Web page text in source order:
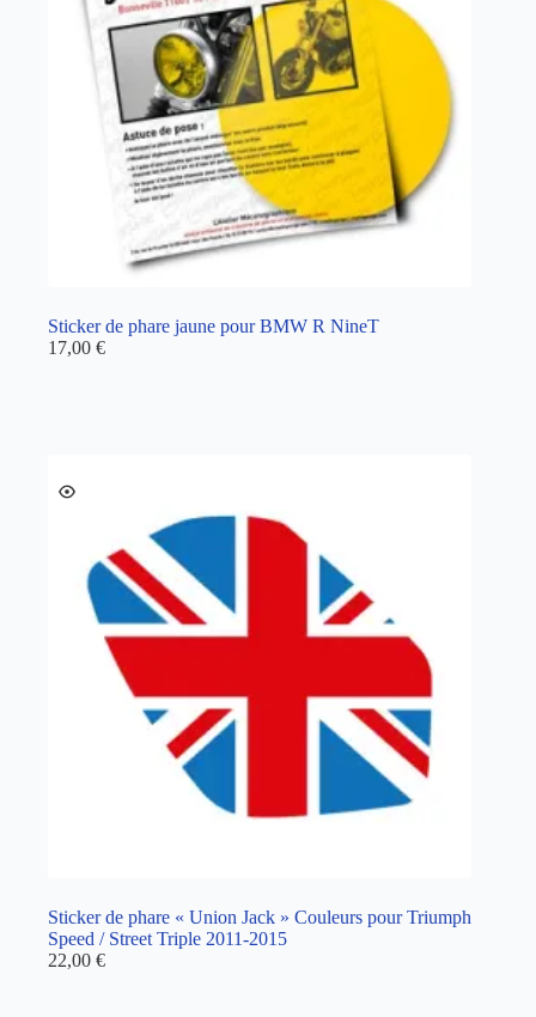
Sticker de phare jaune pour BMW R NineT
17,00 €
Sticker de phare « Union Jack » Couleurs pour Triumph
Speed / Street Triple 2011-2015
22,00 €